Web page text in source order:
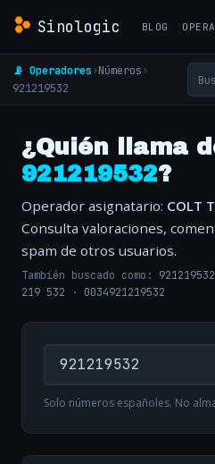
Sinologic BLOG
📡 Operadores›Números›
921219532
¿Quién llama
921219532?
Operador asignatario: COLT
Consulta valoraciones,
spam de otros usuarios.
También buscado como: 921219532
219 532 · 0034921219532
Solo números españoles. No